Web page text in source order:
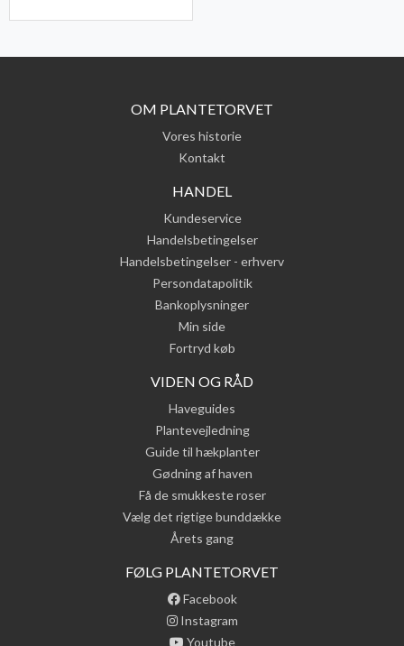
OM PLANTETORVET
Vores historie
Kontakt
HANDEL
Kundeservice
Handelsbetingelser
Handelsbetingelser - erhverv
Persondatapolitik
Bankoplysninger
Min side
Fortryd køb
VIDEN OG RÅD
Haveguides
Plantevejledning
Guide til hækplanter
Gødning af haven
Få de smukkeste roser
Vælg det rigtige bunddække
Årets gang
FØLG PLANTETORVET
Facebook
Instagram
Youtube